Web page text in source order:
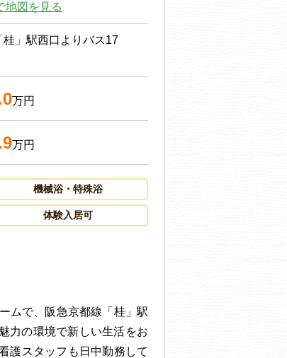
地図を見る
桂」駅西口よりバス17
万円
万円
機械浴・特殊浴
体験入居可
ムで、阪急京都線「桂」駅
力の環境で新しい生活をお
護スタッフも日中勤務して